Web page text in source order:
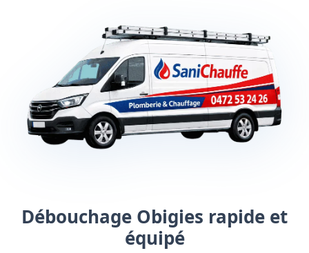
Débouchage Obigies rapide et
équipé